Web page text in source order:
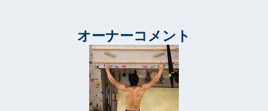
オーナーコメント